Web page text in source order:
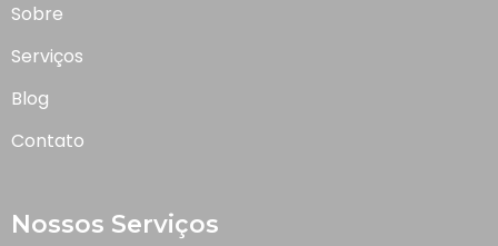
Sobre
Serviços
Blog
Contato
Nossos Serviços